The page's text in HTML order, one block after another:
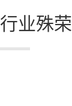
行业殊荣